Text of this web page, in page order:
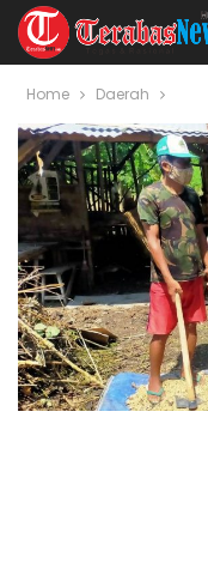
Home Daerah